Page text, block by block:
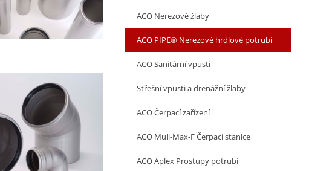
ACO Nerezové žlaby
ACO PIPE® Nerezové hrdlové potrubí
ACO Sanitární vpusti
Střešní vpusti a drenážní žlaby
ACO Čerpací zařízení
ACO Muli-Max-F Čerpací stanice
ACO Aplex Prostupy potrubí